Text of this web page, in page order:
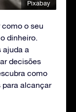
Pixabay
o seu
dinheiro.
ajuda a
decisões
como
para alcançar